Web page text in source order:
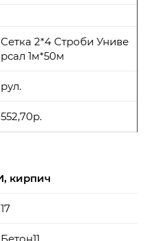
Сетка 2*4 Строби Униве
рсал 1м*50м
рул.
552,70р.
кирпич
17